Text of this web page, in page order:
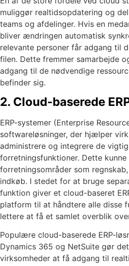
muliggør realtidsopdatering og
teams og afdelinger. Hvis en
bliver ændringen automatisk
relevante personer får adgang til
filen. Dette fremmer samarbejde
adgang til de nødvendige
befinder sig.
2. Cloud-baserede
ERP-systemer (Enterprise
softwareløsninger, der hjælper
administrere og integrere de
forretningsfunktioner. Dette
forretningsområder som
indkøb. I stedet for at bruge
funktion giver et cloud-baseret
platform til at håndtere alle disse
lettere at få et samlet overblik
Populære cloud-baserede ERP-
Dynamics 365 og NetSuite gør
virksomheder at få adgang til